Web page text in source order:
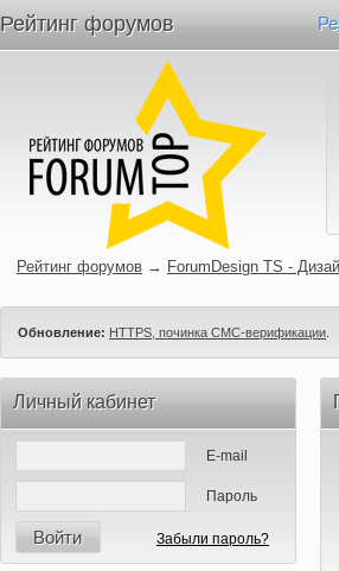
Рейтинг форумов
Рейтинг форумов → ForumDesign TS -
Обновление: HTTPS, починка СМС-верификации
Личный кабинет
E-mail
Пароль
Войти Забыли пароль?